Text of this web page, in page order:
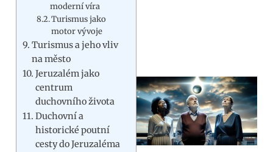
moderní víra
Turismus jako
motor vývoje
Turismus a jeho vliv
na město
Jeruzalém jako
centrum
duchovního života
Duchovní a
historické poutní
cesty do Jeruzaléma